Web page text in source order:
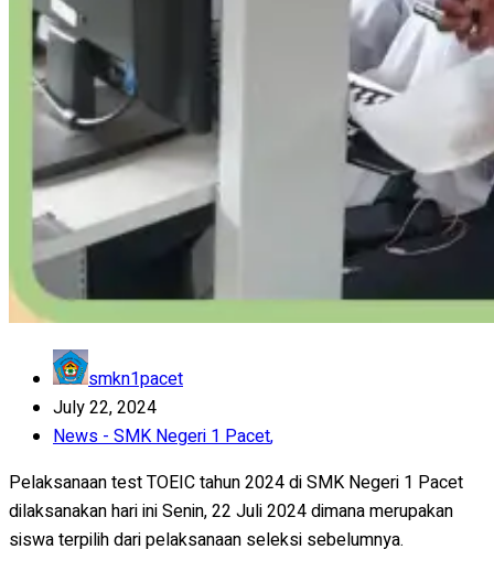
smkn1pacet
July 22, 2024
News - SMK Negeri 1 Pacet,
Pelaksanaan test TOEIC tahun 2024 di SMK Negeri 1 Pacet
dilaksanakan hari ini Senin, 22 Juli 2024 dimana merupakan
siswa terpilih dari pelaksanaan seleksi sebelumnya.